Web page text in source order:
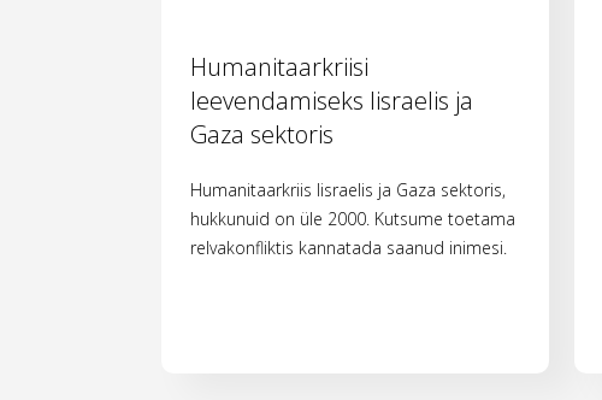
Humanitaarkriisi
leevendamiseks Iisraelis ja
Gaza sektoris
Humanitaarkriis Iisraelis ja Gaza sektoris,
hukkunuid on üle 2000. Kutsume toetama
relvakonfliktis kannatada saanud inimesi.